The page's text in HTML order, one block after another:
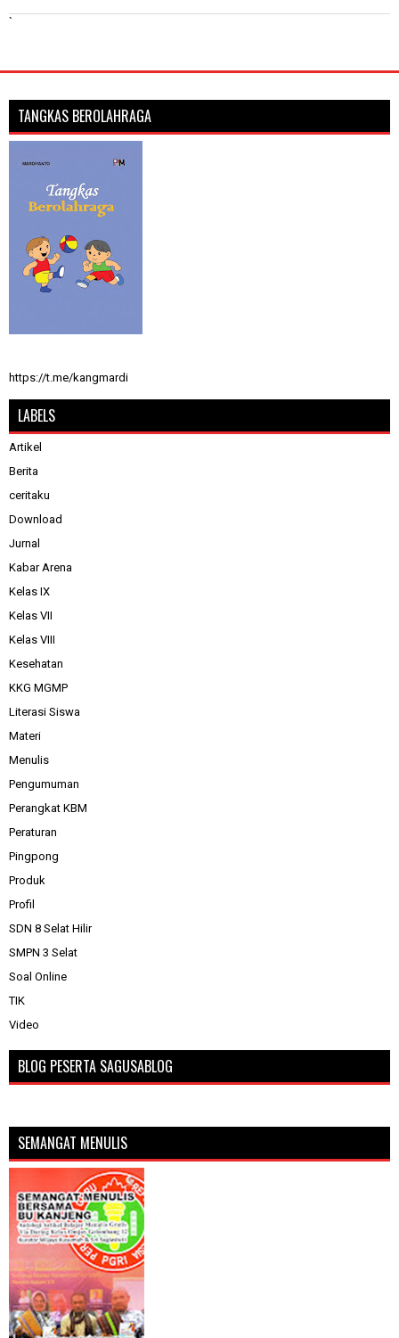
`
TANGKAS BEROLAHRAGA
https://t.me/kangmardi
LABELS
Artikel
Berita
ceritaku
Download
Jurnal
Kabar Arena
Kelas IX
Kelas VII
Kelas VIII
Kesehatan
KKG MGMP
Literasi Siswa
Materi
Menulis
Pengumuman
Perangkat KBM
Peraturan
Pingpong
Produk
Profil
SDN 8 Selat Hilir
SMPN 3 Selat
Soal Online
TIK
Video
BLOG PESERTA SAGUSABLOG
SEMANGAT MENULIS